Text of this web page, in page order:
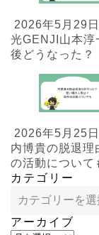
2026年5月29日
光GENJI山本淳
後どうなった？
2026年5月25日
内博貴の脱退理
の活動について
カテゴリー
アーカイブ